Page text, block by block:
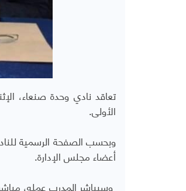
تعاقد نادي وحدة صنعاء،
الأولى.
وبحسب الصفحة الرسمية
أعضاء مجلس الإدارة.
وسيباشر المدرب عمله،